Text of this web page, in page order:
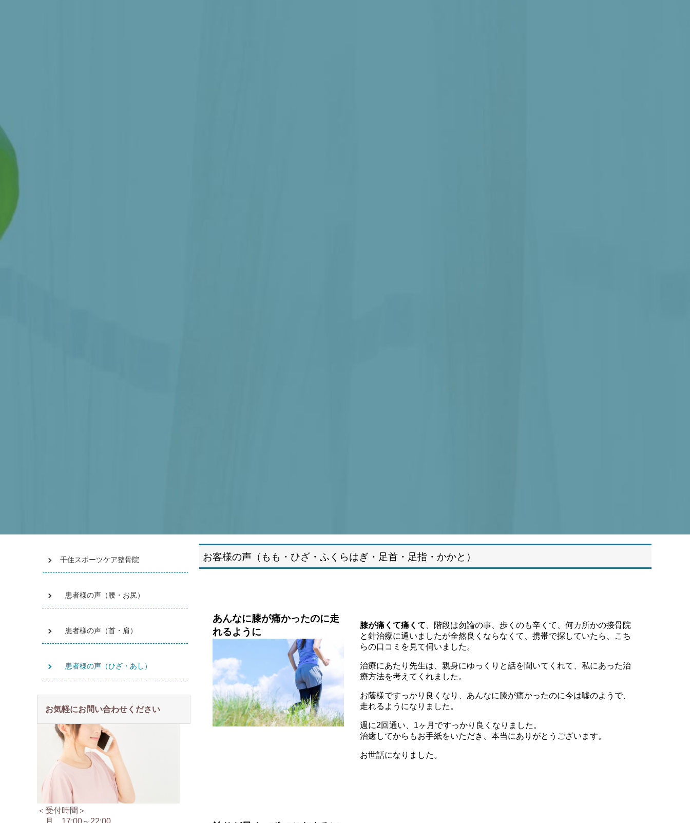
千住スポーツケア整骨院
患者様の声（腰・お尻）
患者様の声（首・肩）
患者様の声（ひざ・あし）
お気軽にお問い合わせください
＜受付時間＞
月 17:00～22:00
お客様の声（ もも・ひざ・ふくらはぎ・足首・足指・かかと）
あんなに膝が痛かったのに走
れるように
膝が痛くて痛くて 、階段は勿論の事、歩くのも辛くて、何カ所かの接骨院
と針治療に通いましたが全然良くならなくて、携帯で探していたら、こち
らの口コミを見て伺いました。
治療にあたり先生は、親身にゆっくりと話を聞いてくれて、私にあった治
療方法を考えてくれました。
お蔭様ですっかり良くなり、あんなに膝が痛かったのに今は嘘のようで、
走れるようになりました。
週に2回通い、1ヶ月ですっかり良くなりました。
治癒してからもお手紙をいただき、本当にありがとうございます。
お世話になりました。